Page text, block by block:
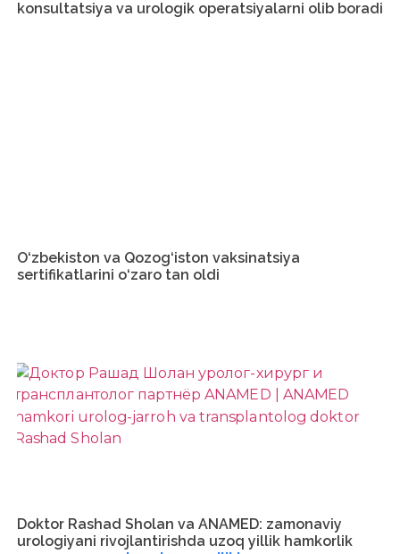
konsultatsiya va urologik operatsiyalarni olib boradi
O‘zbekiston va Qozog‘iston vaksinatsiya
sertifikatlarini o‘zaro tan oldi
Doktor Rashad Sholan va ANAMED: zamonaviy
urologiyani rivojlantirishda uzoq yillik hamkorlik